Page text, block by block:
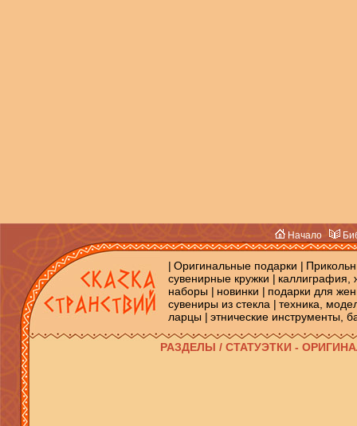
Начало
| Оригинальные подарки |
сувенирные кружки | каллиграфия,
наборы | новинки | подарки для
сувениры из стекла | техника,
ларцы | этнические инструменты,
РАЗДЕЛЫ / СТАТУЭТКИ -